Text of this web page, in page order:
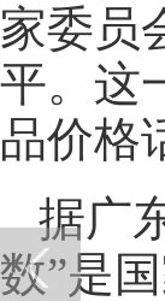
家委员
平。这
品价格
据广
数”是